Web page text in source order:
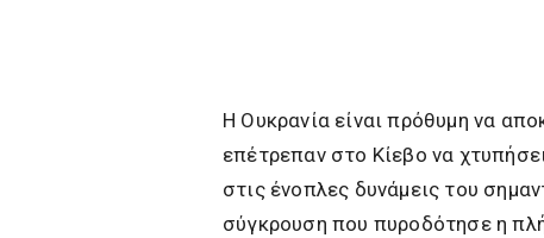
Η Ουκρανία είναι πρόθυμη να
επέτρεπαν στο Κίεβο να
στις ένοπλες δυνάμεις του
σύγκρουση που πυροδότησε η